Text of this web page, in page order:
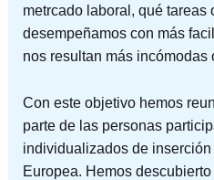
metrcado laboral, qué tareas
desempeñamos con más
nos resultan más incómodas
Con este objetivo hemos
parte de las personas
individualizados de
Europea. Hemos